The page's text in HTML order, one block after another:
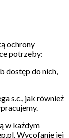
ochrony
potrzeby:
dostęp do nich,
s.c., jak również
w każdym
Wycofanie jej